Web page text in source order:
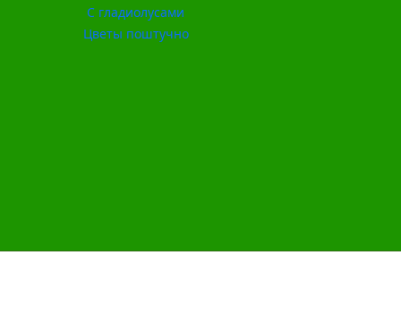
С гладиолусами
Цветы поштучно